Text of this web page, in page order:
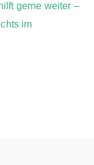
gerne weiter –
im